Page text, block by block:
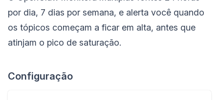
por dia, 7 dias por semana, e alerta você quando
os tópicos começam a ficar em alta, antes que
atinjam o pico de saturação.
Configuração